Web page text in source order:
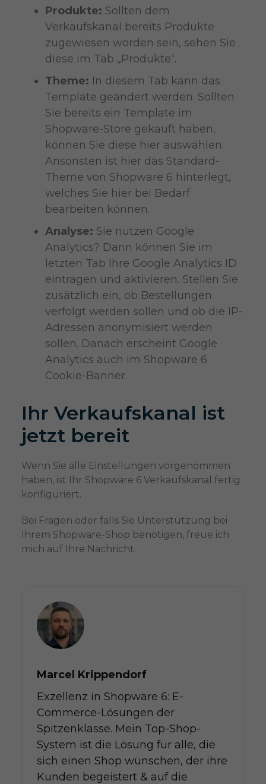
Produkte: Sollten dem
Verkaufskanal bereits Produkte
zugewiesen worden sein, sehen Sie
diese im Tab „Produkte“.
Theme: In diesem Tab kann das
Template geändert werden. Sollten
Sie bereits ein Template im
Shopware-Store gekauft haben,
können Sie diese hier auswählen.
Ansonsten ist hier das Standard-
Theme von Shopware 6 hinterlegt,
welches Sie hier bei Bedarf
bearbeiten können.
Analyse: Sie nutzen Google
Analytics? Dann können Sie im
letzten Tab Ihre Google Analytics ID
eintragen und aktivieren. Stellen Sie
zusätzlich ein, ob Bestellungen
verfolgt werden sollen und ob die IP-
Adressen anonymisiert werden
sollen. Danach erscheint Google
Analytics auch im Shopware 6
Cookie-Banner.
Ihr Verkaufskanal ist
jetzt bereit
Wenn Sie alle Einstellungen vorgenommen
haben, ist Ihr Shopware 6 Verkaufskanal fertig
konfiguriert.
Bei Fragen oder falls Sie Unterstützung bei
Ihrem Shopware-Shop benötigen, freue ich
mich auf Ihre Nachricht.
Marcel Krippendorf
Exzellenz in Shopware 6: E-
Commerce-Lösungen der
Spitzenklasse. Mein Top-Shop-
System ist die Lösung für alle, die
sich einen Shop wünschen, der ihre
Kunden begeistert & auf die